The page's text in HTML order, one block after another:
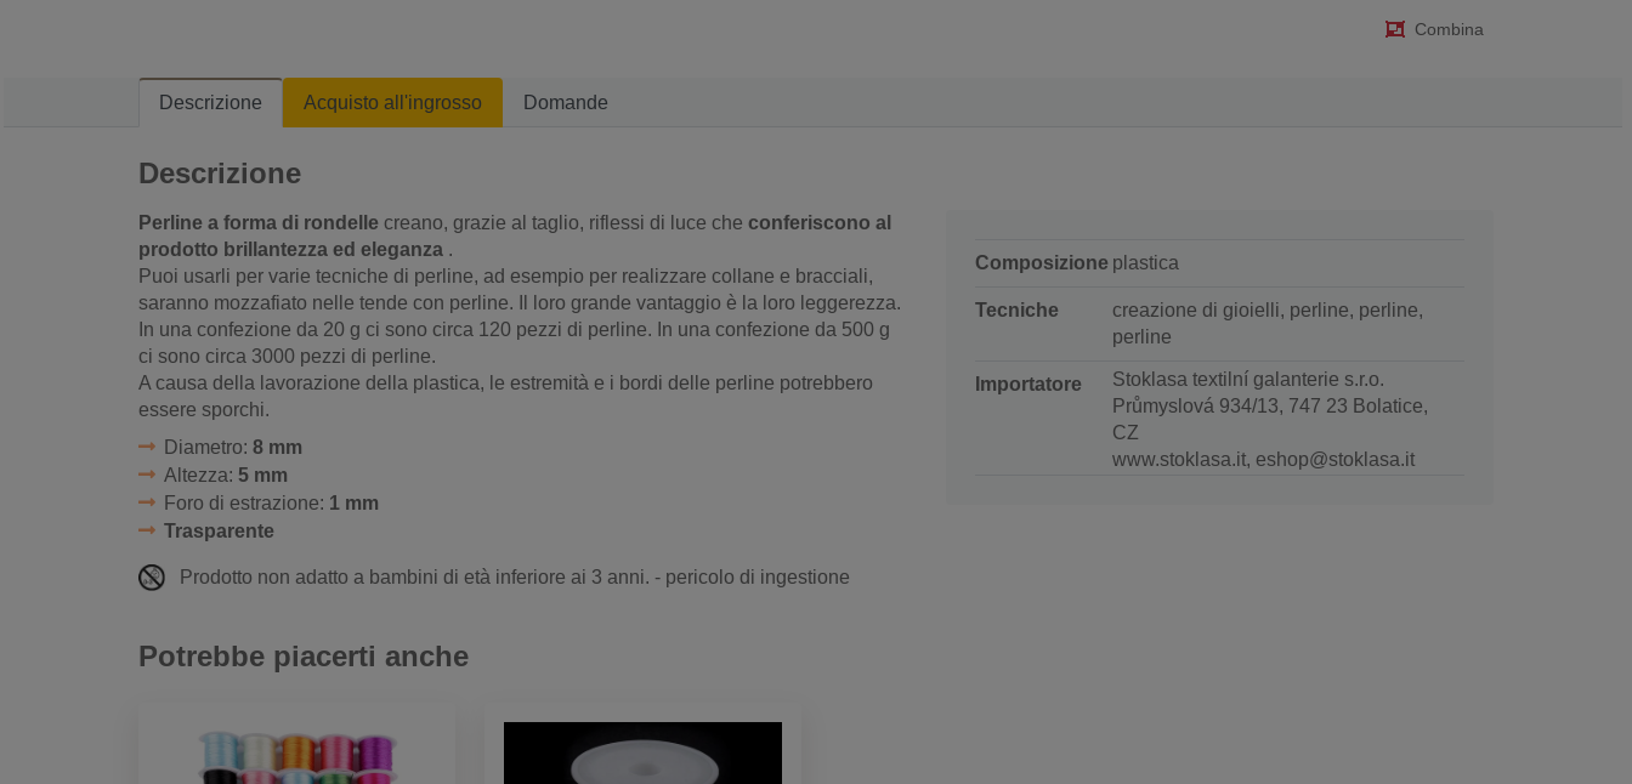
Combina
Descrizione Acquisto all'ingrosso Domande
Descrizione
Perline a forma di rondelle creano, grazie al taglio, riflessi di luce che conferiscono al
prodotto brillantezza ed eleganza .
Puoi usarli per varie tecniche di perline, ad esempio per realizzare collane e bracciali,
saranno mozzafiato nelle tende con perline. Il loro grande vantaggio è la loro leggerezza.
In una confezione da 20 g ci sono circa 120 pezzi di perline. In una confezione da 500 g
ci sono circa 3000 pezzi di perline.
A causa della lavorazione della plastica, le estremità e i bordi delle perline potrebbero
essere sporchi.
Diametro: 8 mm
Altezza: 5 mm
Foro di estrazione: 1 mm
Trasparente
Prodotto non adatto a bambini di età inferiore ai 3 anni. - pericolo di ingestione
Composizione plastica
Tecniche
creazione di gioielli, perline, perline,
perline
Importatore
Stoklasa textilní galanterie s.r.o.
Průmyslová 934/13, 747 23 Bolatice,
CZ
www.stoklasa.it, eshop@stoklasa.it
Potrebbe piacerti anche